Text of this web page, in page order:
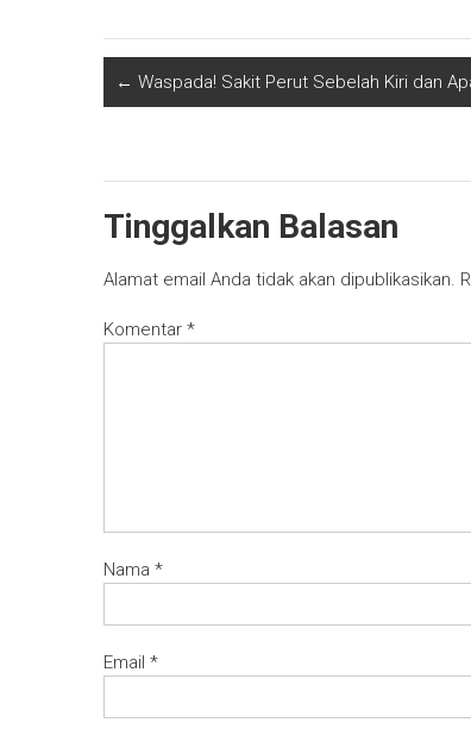
← Waspada! Sakit Perut Sebelah Kiri dan
Tinggalkan Balasan
Alamat email Anda tidak akan dipublikasikan.
Komentar *
Nama *
Email *